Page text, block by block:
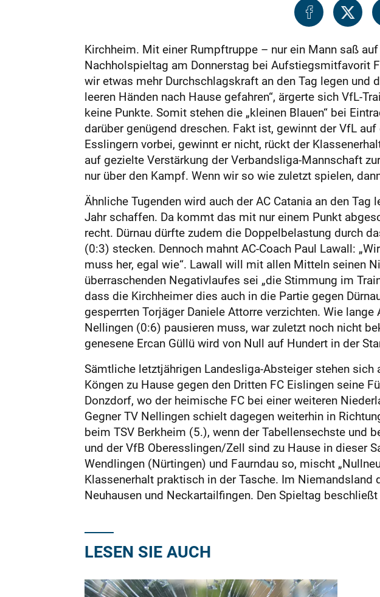
Kirchheim. Mit einer Rumpftruppe – nur ein Mann saß
Nachholspieltag am Donnerstag bei Aufstiegsmitfavorit
wir etwas mehr Durchschlagskraft an den Tag legen
leeren Händen nach Hause gefahren“, ärgerte sich VfL-
keine Punkte. Somit stehen die „kleinen Blauen“ bei
darüber genügend dreschen. Fakt ist, gewinnt der VfL
Esslingern vorbei, gewinnt er nicht, rückt der
auf gezielte Verstärkung der Verbandsliga-Mannschaft
nur über den Kampf. Wenn wir so wie zuletzt spielen,
Ähnliche Tugenden wird auch der AC Catania an den
Jahr schaffen. Da kommt das mit nur einem Punkt
recht. Dürnau dürfte zudem die Doppelbelastung durch
(0:3) stecken. Dennoch mahnt AC-Coach Paul Lawall:
muss her, egal wie“. Lawall will mit allen Mitteln seinen
überraschenden Negativlaufes sei „die Stimmung im
dass die Kirchheimer dies auch in die Partie gegen
gesperrten Torjäger Daniele Attorre verzichten. Wie
Nellingen (0:6) pausieren muss, war zuletzt noch nicht
genesene Ercan Güllü wird von Null auf Hundert in der
Sämtliche letztjährigen Landesliga-Absteiger stehen
Köngen zu Hause gegen den Dritten FC Eislingen seine
Donzdorf, wo der heimische FC bei einer weiteren
Gegner TV Nellingen schielt dagegen weiterhin in
beim TSV Berkheim (5.), wenn der Tabellensechste und
und der VfB Oberesslingen/Zell sind zu Hause in dieser
Wendlingen (Nürtingen) und Faurndau so, mischt
Klassenerhalt praktisch in der Tasche. Im
Neuhausen und Neckartailfingen. Den Spieltag
LESEN SIE AUCH